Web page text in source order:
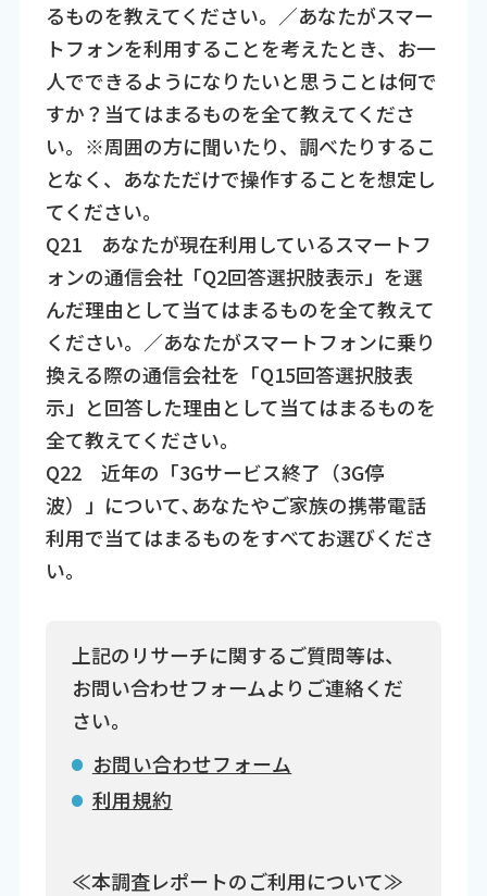
るものを教えてください。／あなたがスマー
トフォンを利用することを考えたとき、お一
人でできるようになりたいと思うことは何で
すか？当てはまるものを全て教えてくださ
い。※周囲の方に聞いたり、調べたりするこ
となく、あなただけで操作することを想定し
てください。
Q21 あなたが現在利用しているスマートフ
ォンの通信会社「Q2回答選択肢表示」を選
んだ理由として当てはまるものを全て教えて
ください。／あなたがスマートフォンに乗り
換える際の通信会社を「Q15回答選択肢表
示」と回答した理由として当てはまるものを
全て教えてください。
Q22 近年の「3Gサービス終了（3G停
波）」について､あなたやご家族の携帯電話
利用で当てはまるものをすべてお選びくださ
い。
上記のリサーチに関するご質問等は、
お問い合わせフォームよりご連絡くだ
さい。
お問い合わせフォーム
利用規約
≪本調査レポートのご利用について≫